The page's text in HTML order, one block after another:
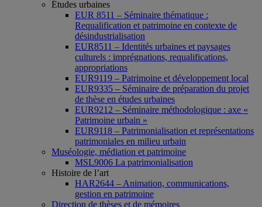
Études urbaines
EUR 8511 – Séminaire thématique :
Requalification et patrimoine en contexte de
désindustrialisation
EUR8511 – Identités urbaines et paysages
culturels : imprégnations, requalifications,
appropriations
EUR9119 – Patrimoine et développement local
EUR9335 – Séminaire de préparation du projet
de thèse en études urbaines
EUR9212 – Séminaire méthodologique : axe «
Patrimoine urbain »
EUR9118 – Patrimonialisation et représentations
patrimoniales en milieu urbain
Muséologie, médiation et patrimoine
MSL9006 La patrimonialisation
Histoire de l’art
HAR2644 – Animation, communications,
gestion en patrimoine
Direction de thèses et de mémoires